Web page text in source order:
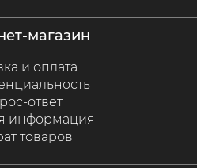
магазин
и оплата
ответ
информация
товаров